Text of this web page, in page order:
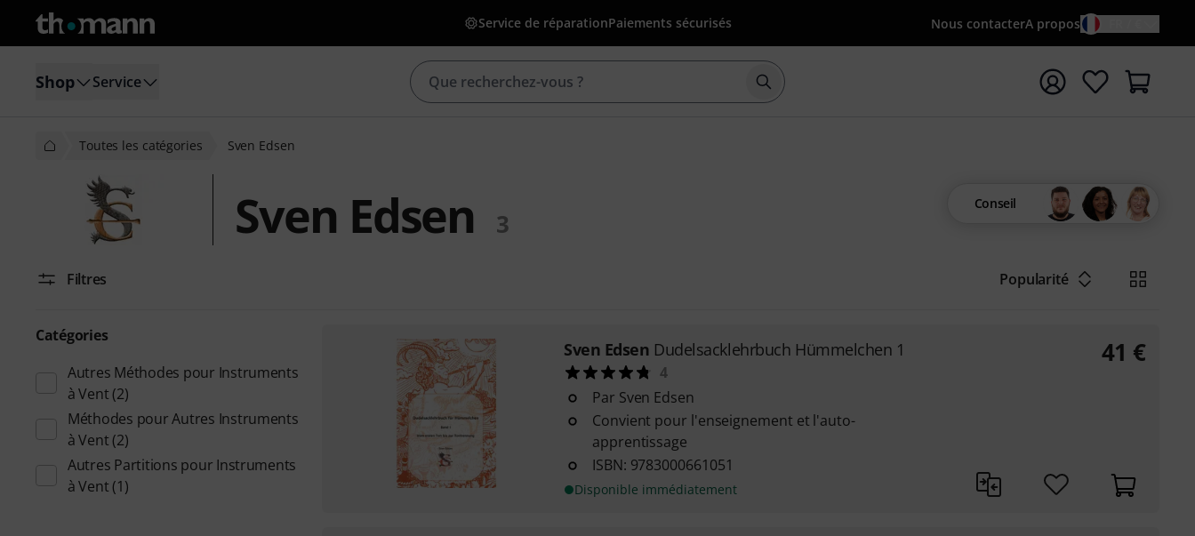
Service de réparationPaiements sécurisés Nous contacterA propos
Shop Service Démarrer la recherche avec le terme de recherche
Toutes les catégories Sven Edsen
Sven Edsen 3
Conseil
Filtres Popularité
Catégories
Autres Méthodes pour Instruments
à Vent (2)
Méthodes pour Autres Instruments
à Vent (2)
Autres Partitions pour Instruments
à Vent (1)
Sven Edsen Dudelsacklehrbuch Hümmelchen 1
4
Par Sven Edsen
Convient pour l'enseignement et l'auto-
apprentissage
ISBN: 9783000661051
Disponible immédiatement
41 €